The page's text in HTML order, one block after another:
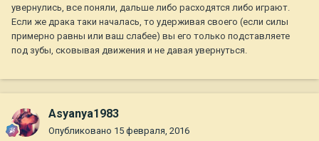
увернулись, все поняли, дальше либо расходятся либо играют.
Если же драка таки началась, то удерживая своего (если силы
примерно равны или ваш слабее) вы его только подставляете
под зубы, сковывая движения и не давая увернуться.
Asyanya1983
Опубликовано 15 февраля, 2016